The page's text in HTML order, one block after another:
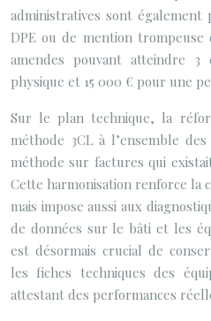
administratives sont également
DPE ou de mention trompeuse
amendes pouvant atteindre
physique et 15 000 € pour une
Sur le plan technique, la
méthode 3CL à l’ensemble
méthode sur factures qui
Cette harmonisation renforce la
mais impose aussi aux
de données sur le bâti et les
est désormais crucial de
les fiches techniques des
attestant des performances